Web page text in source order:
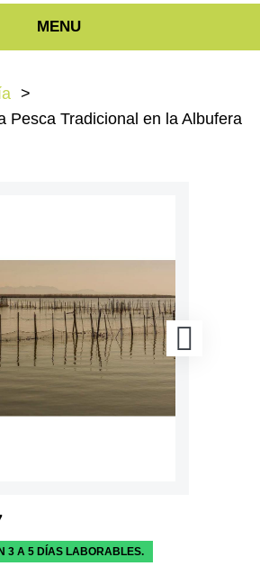
MENU
Pesca Tradicional en la Albufera
3 A 5 DÍAS LABORABLES.